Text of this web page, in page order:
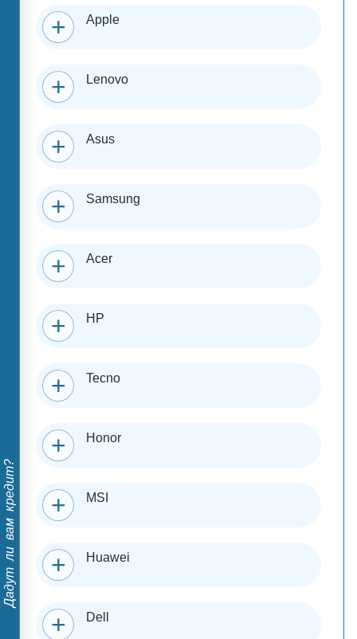
Дадут ли вам кредит?
Apple
Lenovo
Asus
Samsung
Acer
HP
Tecno
Honor
MSI
Huawei
Dell